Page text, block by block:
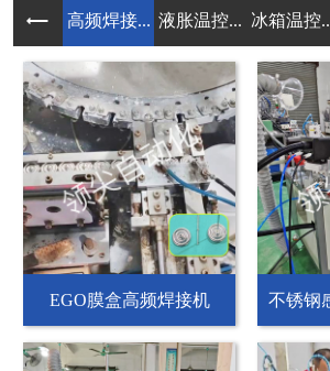
高频焊接... 液胀温控... 冰箱温控
EGO膜盒高频焊接机 不锈钢